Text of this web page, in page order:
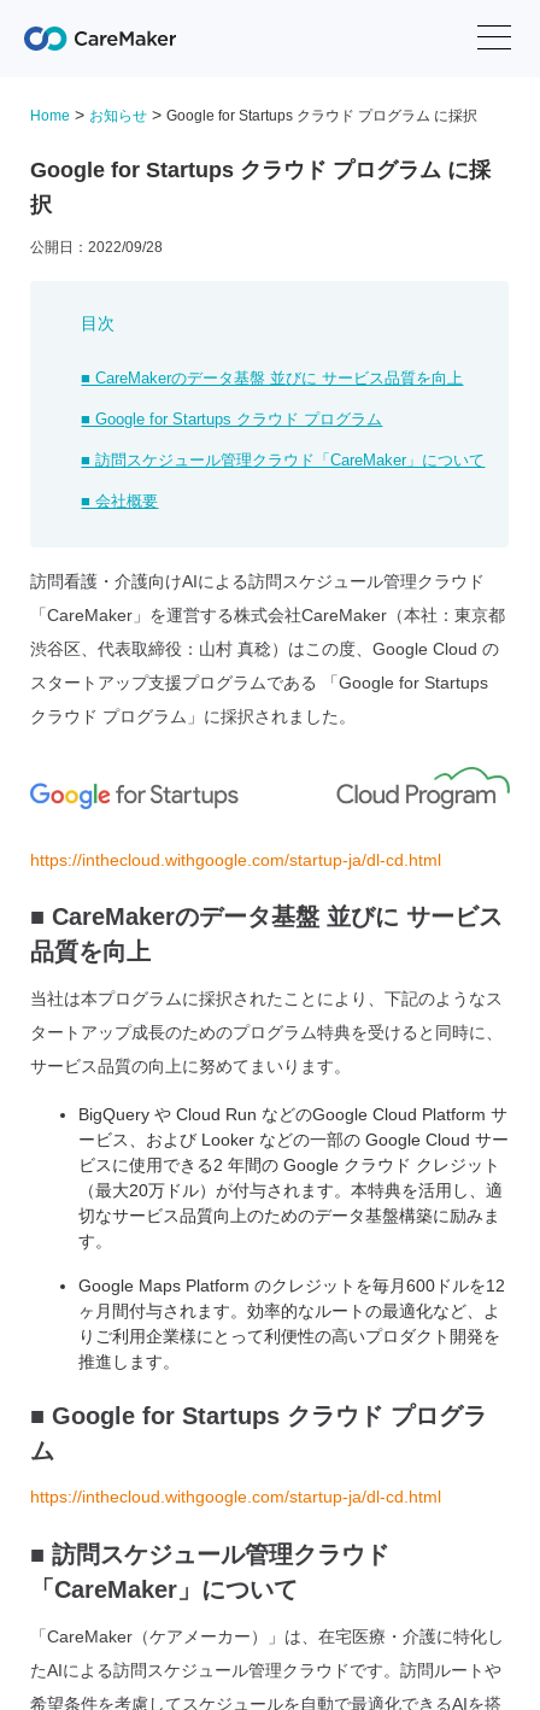
Home > お知らせ >Google for Startups クラウド プログラム に採択
Google for Startups クラウド プログラム に採
択
公開日：2022/09/28
目次
■ CareMakerのデータ基盤 並びに サービス品質を向上
■ Google for Startups クラウド プログラム
■ 訪問スケジュール管理クラウド「CareMaker」について
■ 会社概要
訪問看護・介護向けAIによる訪問スケジュール管理クラウド
「CareMaker」を運営する株式会社CareMaker（本社：東京都
渋谷区、代表取締役：山村 真稔）はこの度、Google Cloud の
スタートアップ支援プログラムである 「Google for Startups
クラウド プログラム」に採択されました。
https://inthecloud.withgoogle.com/startup-ja/dl-cd.html
■ CareMakerのデータ基盤 並びに サービス
品質を向上
当社は本プログラムに採択されたことにより、下記のようなス
タートアップ成長のためのプログラム特典を受けると同時に、
サービス品質の向上に努めてまいります。
BigQuery や Cloud Run などのGoogle Cloud Platform サ
ービス、および Looker などの一部の Google Cloud サー
ビスに使用できる2 年間の Google クラウド クレジット
（最大20万ドル）が付与されます。本特典を活用し、適
切なサービス品質向上のためのデータ基盤構築に励みま
す。
Google Maps Platform のクレジットを毎月600ドルを12
ヶ月間付与されます。効率的なルートの最適化など、よ
りご利用企業様にとって利便性の高いプロダクト開発を
推進します。
■ Google for Startups クラウド プログラ
ム
https://inthecloud.withgoogle.com/startup-ja/dl-cd.html
■訪問スケジュール管理クラウド
「CareMaker」について
「CareMaker（ケアメーカー）」は、在宅医療・介護に特化し
たAIによる訪問スケジュール管理クラウドです。訪問ルートや
希望条件を考慮してスケジュールを自動で最適化できるAIを搭